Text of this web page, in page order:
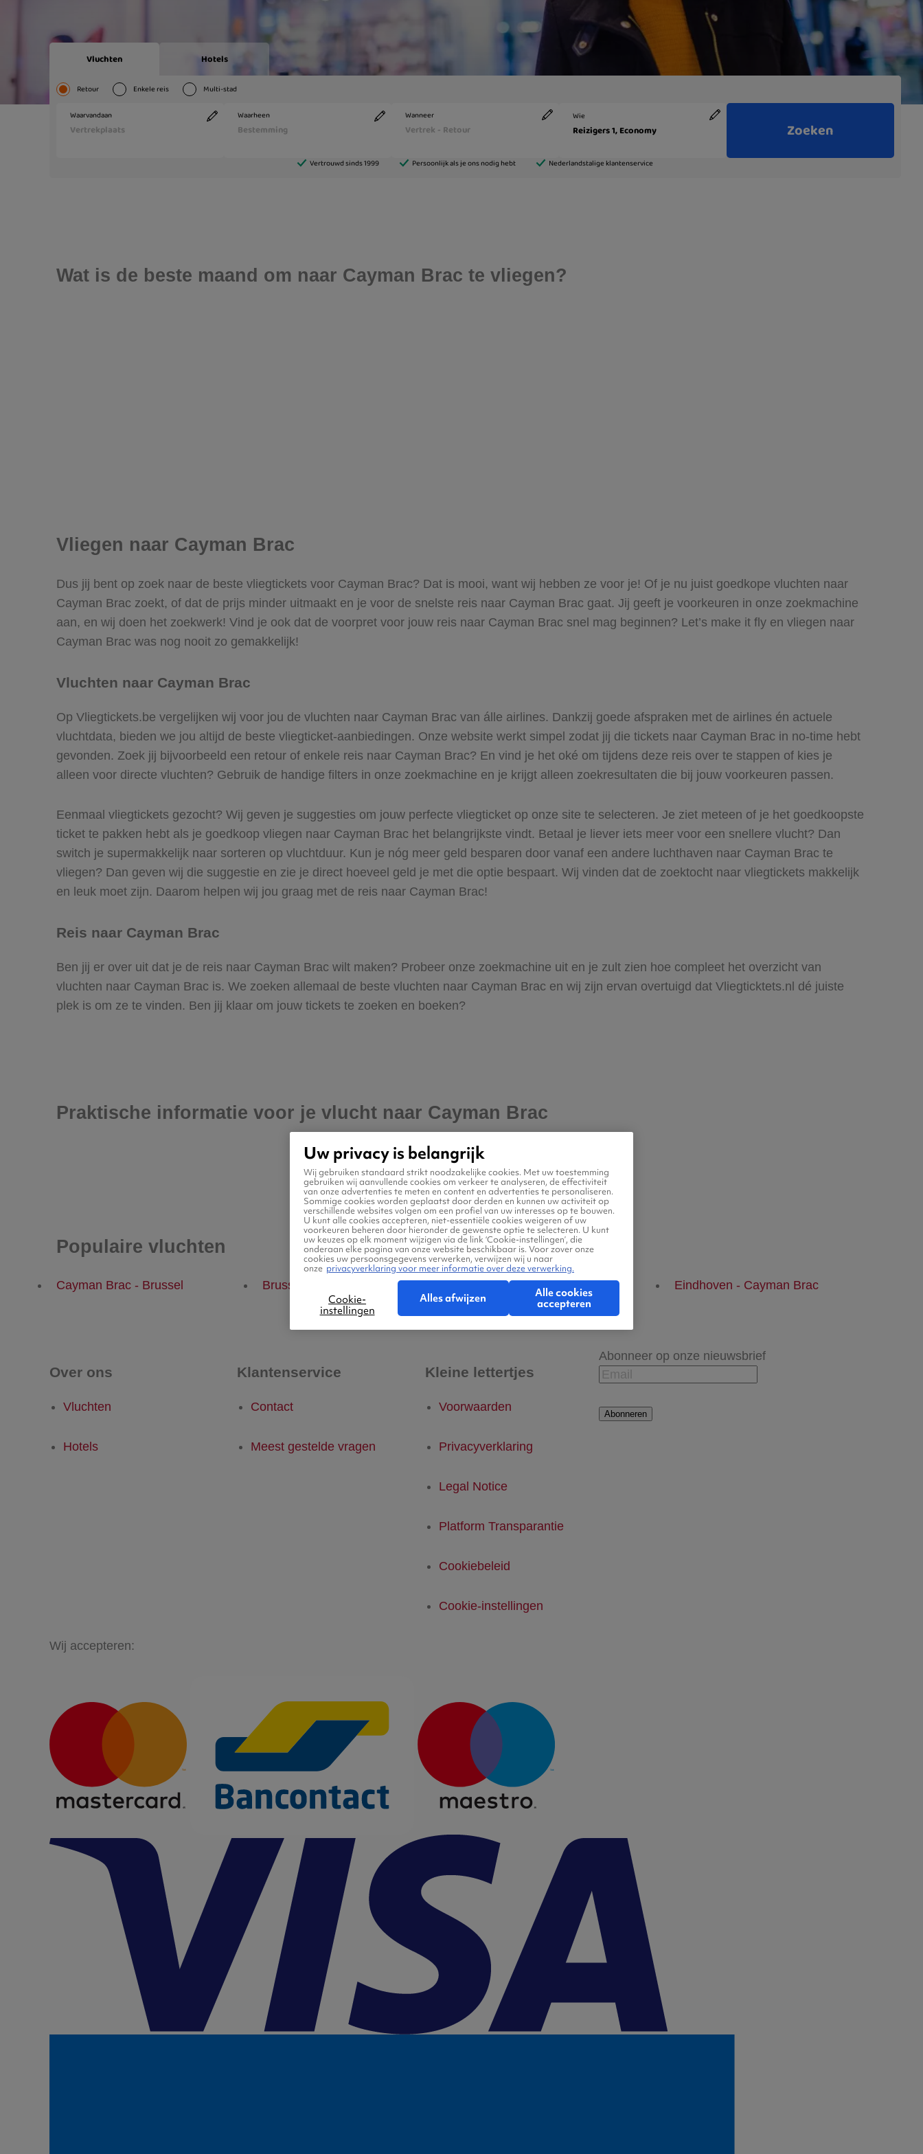
Wat is de beste maand om naar Cayman Brac te vliegen?
Vliegen naar Cayman Brac
Dus jij bent op zoek naar de beste vliegtickets voor Cayman Brac? Dat is mooi, want wij hebben ze voor je! Of je nu juist goedkope vluchten naar
Cayman Brac zoekt, of dat de prijs minder uitmaakt en je voor de snelste reis naar Cayman Brac gaat. Jij geeft je voorkeuren in onze zoekmachine
aan, en wij doen het zoekwerk! Vind je ook dat de voorpret voor jouw reis naar Cayman Brac snel mag beginnen? Let’s make it fly en vliegen naar
Cayman Brac was nog nooit zo gemakkelijk!
Vluchten naar Cayman Brac
Op Vliegtickets.be vergelijken wij voor jou de vluchten naar Cayman Brac van álle airlines. Dankzij goede afspraken met de airlines én actuele
vluchtdata, bieden we jou altijd de beste vliegticket-aanbiedingen. Onze website werkt simpel zodat jij die tickets naar Cayman Brac in no-time hebt
gevonden. Zoek jij bijvoorbeeld een retour of enkele reis naar Cayman Brac? En vind je het oké om tijdens deze reis over te stappen of kies je
alleen voor directe vluchten? Gebruik de handige filters in onze zoekmachine en je krijgt alleen zoekresultaten die bij jouw voorkeuren passen.
Eenmaal vliegtickets gezocht? Wij geven je suggesties om jouw perfecte vliegticket op onze site te selecteren. Je ziet meteen of je het goedkoopste
ticket te pakken hebt als je goedkoop vliegen naar Cayman Brac het belangrijkste vindt. Betaal je liever iets meer voor een snellere vlucht? Dan
switch je supermakkelijk naar sorteren op vluchtduur. Kun je nóg meer geld besparen door vanaf een andere luchthaven naar Cayman Brac te
vliegen? Dan geven wij die suggestie en zie je direct hoeveel geld je met die optie bespaart. Wij vinden dat de zoektocht naar vliegtickets makkelijk
en leuk moet zijn. Daarom helpen wij jou graag met de reis naar Cayman Brac!
Reis naar Cayman Brac
Ben jij er over uit dat je de reis naar Cayman Brac wilt maken? Probeer onze zoekmachine uit en je zult zien hoe compleet het overzicht van
vluchten naar Cayman Brac is. We zoeken allemaal de beste vluchten naar Cayman Brac en wij zijn ervan overtuigd dat Vliegticktets.nl dé juiste
plek is om ze te vinden. Ben jij klaar om jouw tickets te zoeken en boeken?
Praktische informatie voor je vlucht naar Cayman Brac
Populaire vluchten
Cayman Brac - Brussel Brussel - Cayman Brac Cayman Brac - Eindhoven Eindhoven - Cayman Brac
Over ons
Vluchten
Hotels
Klantenservice
Contact
Meest gestelde vragen
Kleine lettertjes
Voorwaarden
Privacyverklaring
Legal Notice
Platform Transparantie
Cookiebeleid
Cookie-instellingen
Abonneer op onze nieuwsbrief
Abonneren
Wij accepteren:
Uw privacy is belangrijk
Wij gebruiken standaard strikt noodzakelijke cookies. Met uw toestemming
gebruiken wij aanvullende cookies om verkeer te analyseren, de effectiviteit
van onze advertenties te meten en content en advertenties te personaliseren.
Sommige cookies worden geplaatst door derden en kunnen uw activiteit op
verschillende websites volgen om een profiel van uw interesses op te bouwen.
U kunt alle cookies accepteren, niet-essentiële cookies weigeren of uw
voorkeuren beheren door hieronder de gewenste optie te selecteren. U kunt
uw keuzes op elk moment wijzigen via de link ‘Cookie-instellingen’, die
onderaan elke pagina van onze website beschikbaar is. Voor zover onze
cookies uw persoonsgegevens verwerken, verwijzen wij u naar
onze privacyverklaring voor meer informatie over deze verwerking.
Cookie-
instellingen
Alles afwijzen
Alle cookies
accepteren